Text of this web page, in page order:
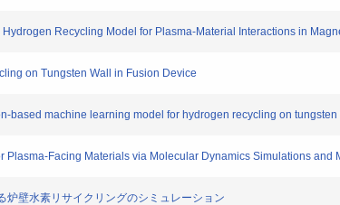
Recycling Model for Plasma-Material Interactions in
on Tungsten Wall in Fusion Device
based machine learning model for hydrogen recycling on tungsten
Plasma-Facing Materials via Molecular Dynamics Simulations and
炉壁水素リサイクリングのシミュレーション